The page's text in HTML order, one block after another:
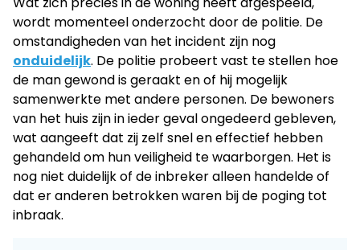
wordt momenteel onderzocht door de politie. De
omstandigheden van het incident zijn nog
onduidelijk. De politie probeert vast te stellen hoe
de man gewond is geraakt en of hij mogelijk
samenwerkte met andere personen. De bewoners
van het huis zijn in ieder geval ongedeerd gebleven,
wat aangeeft dat zij zelf snel en effectief hebben
gehandeld om hun veiligheid te waarborgen. Het is
nog niet duidelijk of de inbreker alleen handelde of
dat er anderen betrokken waren bij de poging tot
inbraak.